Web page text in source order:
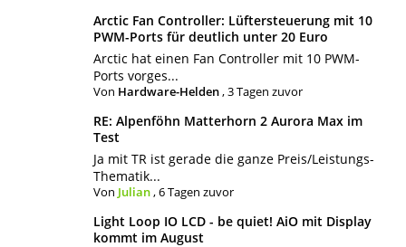
Arctic Fan Controller: Lüftersteuerung mit 10
PWM-Ports für deutlich unter 20 Euro
Arctic hat einen Fan Controller mit 10 PWM-
Ports vorges...
Von Hardware-Helden,3 Tagen zuvor
RE: Alpenföhn Matterhorn 2 Aurora Max im
Test
Ja mit TR ist gerade die ganze Preis/Leistungs-
Thematik...
Von Julian,6 Tagen zuvor
Light Loop IO LCD - be quiet! AiO mit Display
kommt im August